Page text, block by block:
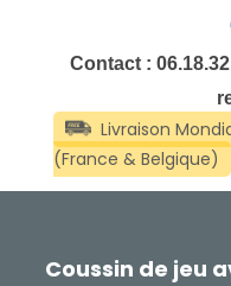
Contact :
Coussin de jeu